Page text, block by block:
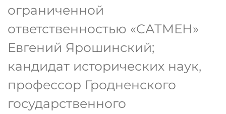
ограниченной
ответственностью «САТМЕН»
Евгений Ярошинский;
кандидат исторических наук,
профессор Гродненского
государственного